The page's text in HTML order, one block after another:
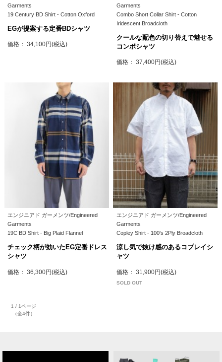
Garments
19 Century BD Shirt - Cotton Oxford
EGが提案する定番BDシャツ
価格： 34,100円(税込)
Garments
Combo Short Collar Shirt - Cotton
Iridescent Broadcloth
クールな配色の切り替えで魅せる
コンボシャツ
価格： 37,400円(税込)
エンジニアド ガーメンツ/Engineered
Garments
19C BD Shirt - Big Plaid Flannel
チェック柄が効いたEG定番ドレス
シャツ
価格： 36,300円(税込)
エンジニアド ガーメンツ/Engineered
Garments
Copley Shirt - 100's 2Ply Broadcloth
涼し気で抜け感のあるコプレイシ
ャツ
価格： 31,900円(税込)
SOLD OUT
1 / 1ページ
（全4件）